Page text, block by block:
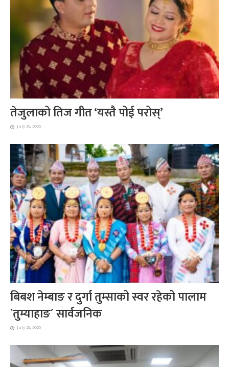
तेजुलाको तिज गीत ‘यस्तै पोई परोस्’
July 29, 2026
बिबश नेम्बाङ र दुर्गा तुम्साको स्वर रहेको पालाम
`तुम्याहाङ´ सार्वजनिक
July 28, 2026